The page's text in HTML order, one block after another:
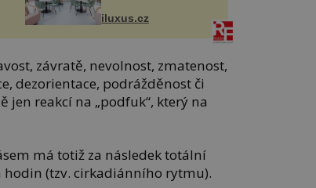
iluxus.cz
závratě, nevolnost, zmatenost,
dezorientace, podrážděnost či
reakcí na „podfuk“, který na
má totiž za následek totální
(tzv. cirkadiánního rytmu).